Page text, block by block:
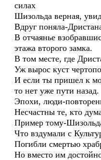
силах
Шизольда верная,
Вдруг поняла-
В отчаянье
этажа второго замка.
В том месте, где
Уж вырос куст
И если ты пришел к
то нет уже пути назад.
Эпохи, люди-
Несчастны те, кто
Пример тому-
Что вздумали с
Погибли смертью
Но вместо им